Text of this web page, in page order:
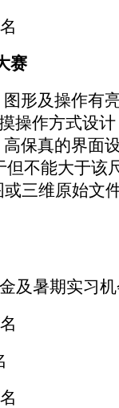
名
赛
形及操作有
操作方式设
高保真的界面
但不能大于该
或三维原始文
及暑期实习
名
名